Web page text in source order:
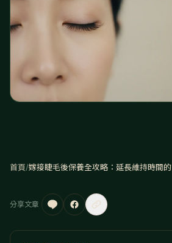
首頁/
分享文章